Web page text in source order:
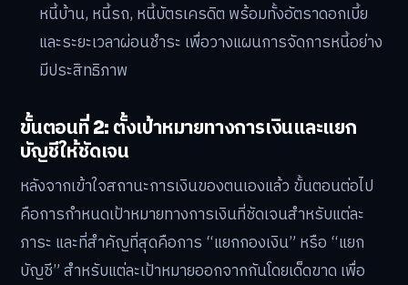
หนี้บ้าน, หนี้รถ, หนี้บัตรเครดิต พร้อมทั้งอัตราดอกเบี้ย
และระยะเวลาผ่อนชำระ เพื่อวางแผนการจัดการหนี้อย่าง
มีประสิทธิภาพ
ขั้นตอนที่ 2: ตั้งเป้าหมายทางการเงินและแยก
บัญชีให้ชัดเจน
หลังจากเข้าใจสถานะการเงินของตนเองแล้ว ขั้นตอนต่อไป
คือการกำหนดเป้าหมายทางการเงินที่ชัดเจนสำหรับแต่ละ
ภาระ และที่สำคัญที่สุดคือการ “แยกกองเงิน” หรือ “แยก
บัญชี” สำหรับแต่ละเป้าหมายออกจากกันโดยเด็ดขาด เพื่อ